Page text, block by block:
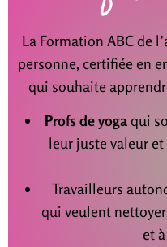
La Formation ABC de
personne, certifiée en
qui souhaite
Profs de yogaqui
leur juste valeur
Travailleurs
qui veulent nettoyer
et